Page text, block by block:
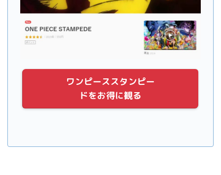
ワンピーススタンピー
ドをお得に観る